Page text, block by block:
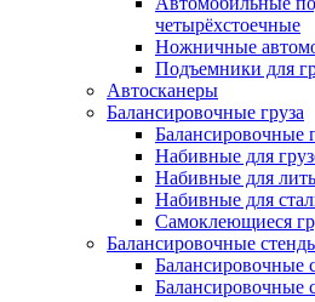
четырёхстоечные
Ножничные
Подъемники для
Автосканеры
Балансировочные груза
Балансировочные
Набивные для
Набивные для
Набивные для
Самоклеющиеся
Балансировочные
Балансировочные
Балансировочные